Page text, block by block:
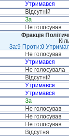
Утримався
Відсутній
За
Не голосував
Фракція
За:9 Проти:0
Не голосував
Утримався
Не голосувала
Відсутній
Утримався
Утримався
За
Не голосував
Не голосував
Не голосував
Відсутня